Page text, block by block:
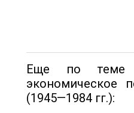
Еще по теме
экономическое
(1945—1984 гг.):